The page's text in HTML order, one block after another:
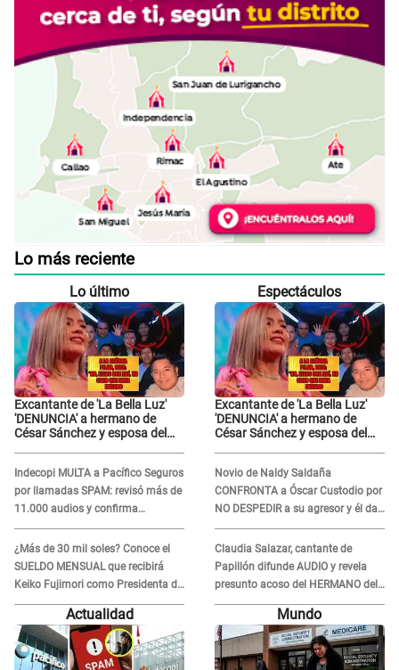
Lo más reciente
Lo último
Excantante de 'La Bella Luz'
'DENUNCIA' a hermano de
César Sánchez y esposa del
tranquila"
Indecopi MULTA a Pacífico Seguros
por llamadas SPAM: revisó más de
11.000 audios y confirma
SANCIÓN
¿Más de 30 mil soles? Conoce el
SUELDO MENSUAL que recibirá
Keiko Fujimori como Presidenta de
la República
Espectáculos
Excantante de 'La Bella Luz'
'DENUNCIA' a hermano de
César Sánchez y esposa del
tranquila"
Novio de Naldy Saldaña
CONFRONTA a Óscar Custodio por
NO DESPEDIR a su agresor y él da
INDIGNANTE respuesta: "Nadie me
dice qué hacer"
Claudia Salazar, cantante de
Papillón difunde AUDIO y revela
presunto acoso del HERMANO del
director musical de La Bella Luz:
"Me quedé asustada, en shock"
Actualidad Mundo